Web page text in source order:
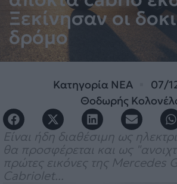
Ξεκίνησαν οι
δρόμο
Κατηγορία ΝΕΑ
07/
Θοδωρής
Είναι ήδη διαθέσιμη ως
θα προσφέρεται και ως
πρώτες εικόνες της Mercedes
Cabriolet...